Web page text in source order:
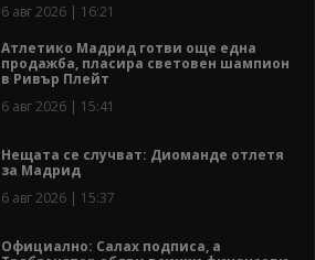
6 авг 2026 | 16:21
Атлетико Мадрид готви още една
продажба, пласира световен шампион
в Ривър Плейт
6 авг 2026 | 15:41
Нещата се случват: Диоманде отлетя
за Мадрид
6 авг 2026 | 15:37
Официално: Салах подписа, а